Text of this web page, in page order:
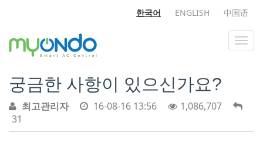
한국어 ENGLISH 中国语
궁금한 사항이 있으신가요?
최고관리자 16-08-16 13:56
1,086,707
31